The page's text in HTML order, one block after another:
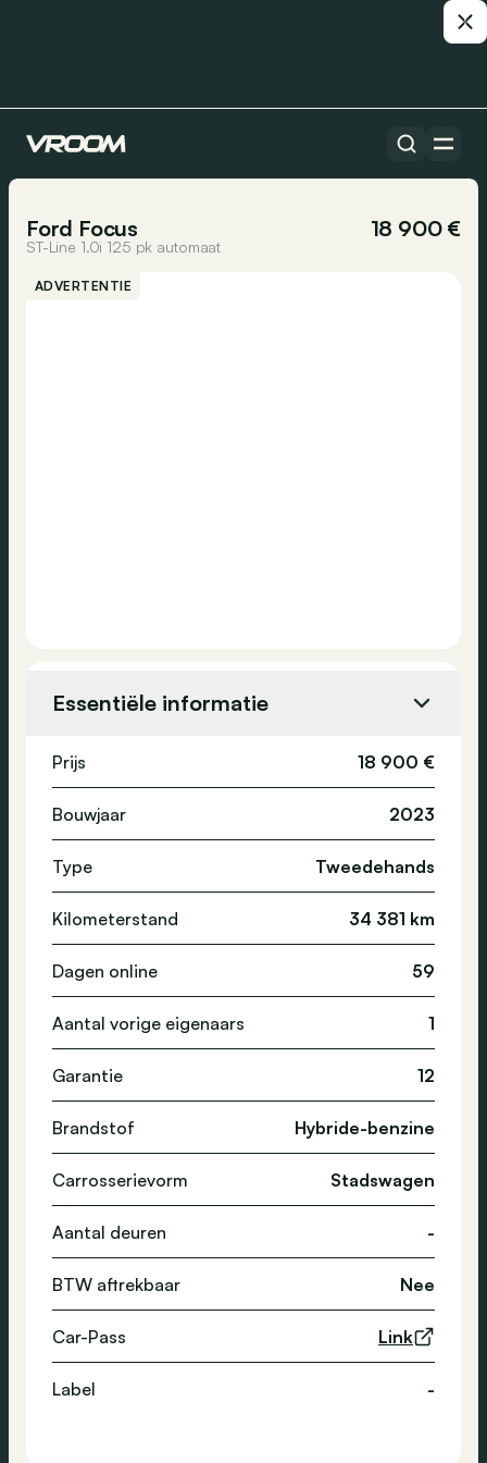
Alle auto’s
Ford Focus 18 900 €
ST-Line 1.0i 125 pk automaat
ADVERTENTIE
Essentiële informatie
Prijs 18 900 €
Bouwjaar 2023
Type Tweedehands
Kilometerstand 34 381 km
Dagen online 59
Aantal vorige eigenaars 1
Garantie 12
Brandstof Hybride-benzine
Carrosserievorm Stadswagen
Aantal deuren -
BTW aftrekbaar Nee
Car-Pass Link
Label -